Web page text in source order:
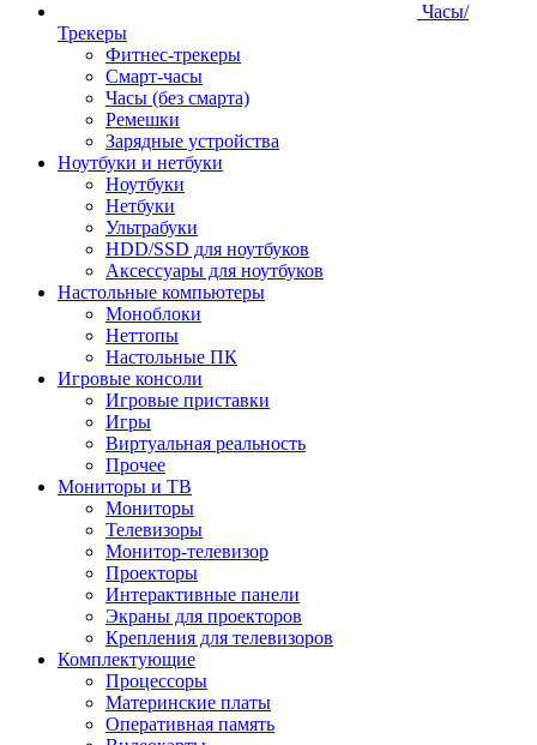
Часы/
Трекеры
Фитнес-трекеры
Смарт-часы
Часы (без смарта)
Ремешки
Зарядные устройства
Ноутбуки и нетбуки
Ноутбуки
Нетбуки
Ультрабуки
HDD/SSD для ноутбуков
Аксессуары для ноутбуков
Настольные компьютеры
Моноблоки
Неттопы
Настольные ПК
Игровые консоли
Игровые приставки
Игры
Виртуальная реальность
Прочее
Мониторы и ТВ
Мониторы
Телевизоры
Монитор-телевизор
Проекторы
Интерактивные панели
Экраны для проекторов
Крепления для телевизоров
Комплектующие
Процессоры
Материнские платы
Оперативная память